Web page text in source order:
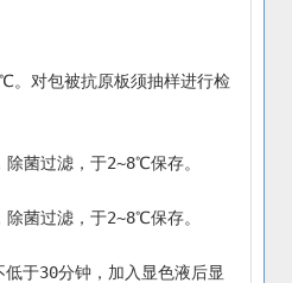
除菌过滤，于2~8℃保存。
除菌过滤，于2~8℃保存。